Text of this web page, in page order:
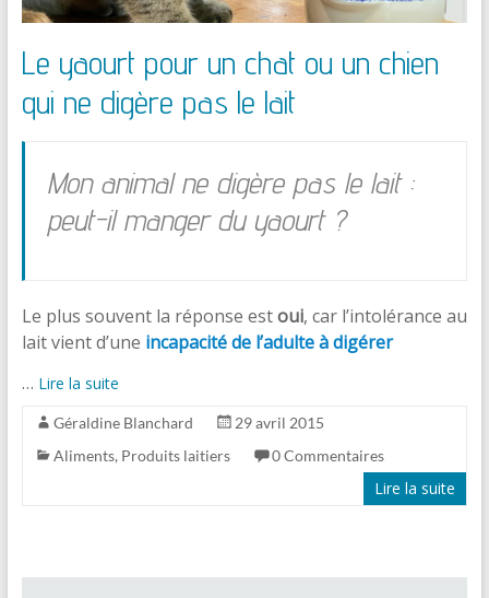
Le yaourt pour un chat ou un chien
qui ne digère pas le lait
Mon animal ne digère pas le lait :
peut-il manger du yaourt ?
Le plus souvent la réponse estoui, car l’intolérance au
lait vient d’une incapacité de l’adulte à digérer
… Lire la suite
Géraldine Blanchard
29 avril 2015
Aliments, Produits laitiers 0 Commentaires
Lire la suite